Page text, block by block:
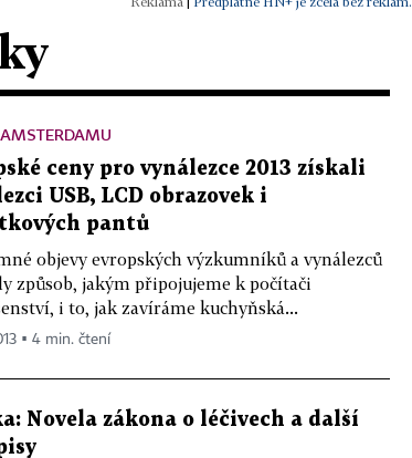
ceny pro vynálezce 2013 získali
USB, LCD obrazovek i
pantů
objevy evropských výzkumníků a vynálezců
způsob, jakým připojujeme k počítači
i to, jak zavíráme kuchyňská...
▪ 4 min. čtení
Novela zákona o léčivech a další